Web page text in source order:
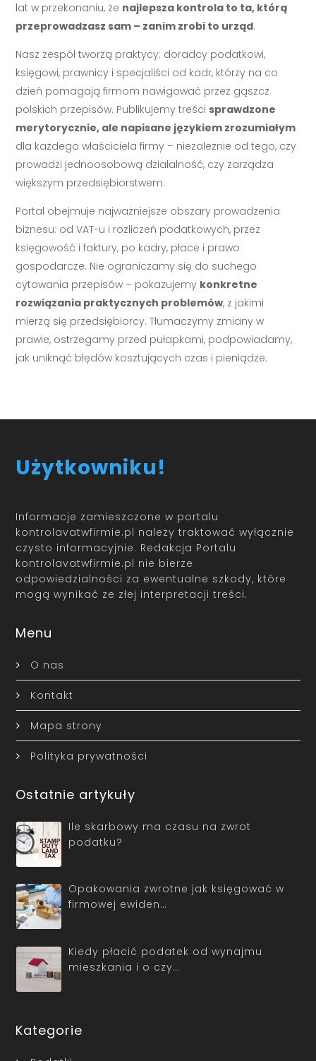
lat w przekonaniu, że najlepsza kontrola to ta, którą
przeprowadzasz sam – zanim zrobi to urząd.
Nasz zespół tworzą praktycy: doradcy podatkowi,
księgowi, prawnicy i specjaliści od kadr, którzy na co
dzień pomagają firmom nawigować przez gąszcz
polskich przepisów. Publikujemy treści sprawdzone
merytorycznie, ale napisane językiem zrozumiałym
dla każdego właściciela firmy – niezależnie od tego, czy
prowadzi jednoosobową działalność, czy zarządza
większym przedsiębiorstwem.
Portal obejmuje najważniejsze obszary prowadzenia
biznesu: od VAT-u i rozliczeń podatkowych, przez
księgowość i faktury, po kadry, płace i prawo
gospodarcze. Nie ograniczamy się do suchego
cytowania przepisów – pokazujemy konkretne
rozwiązania praktycznych problemów, z jakimi
mierzą się przedsiębiorcy. Tłumaczymy zmiany w
prawie, ostrzegamy przed pułapkami, podpowiadamy,
jak uniknąć błędów kosztujących czas i pieniądze.
Użytkowniku!
Informacje zamieszczone w portalu
kontrolavatwfirmie.pl należy traktować wyłącznie
czysto informacyjnie. Redakcja Portalu
kontrolavatwfirmie.pl nie bierze
odpowiedzialności za ewentualne szkody, które
mogą wynikać ze złej interpretacji treści.
Menu
O nas
Kontakt
Mapa strony
Polityka prywatności
Ostatnie artykuły
Ile skarbowy ma czasu na zwrot
podatku?
Opakowania zwrotne jak księgować w
firmowej ewiden…
Kiedy płacić podatek od wynajmu
mieszkania i o czy…
Kategorie